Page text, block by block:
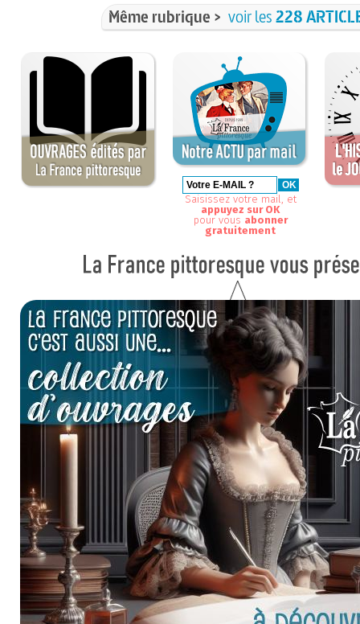
Même rubrique > voir les228
Saisissez votre mail, et
appuyez sur OK
pour vous abonner
gratuitement